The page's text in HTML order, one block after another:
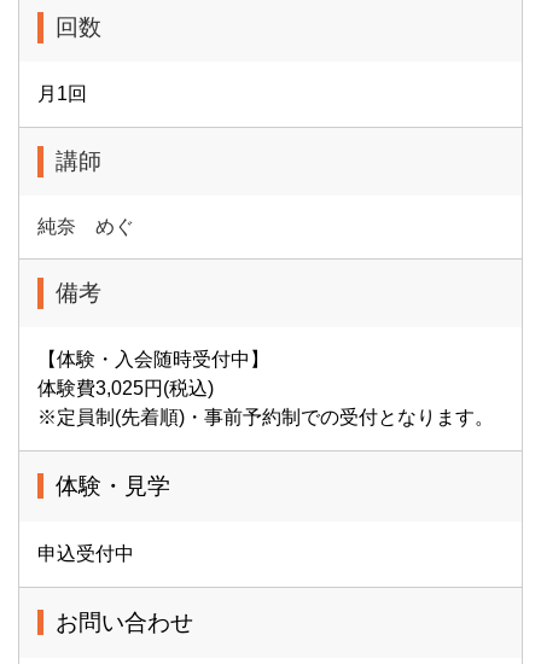
回数
月1回
講師
純奈 めぐ
備考
【体験・入会随時受付中】
体験費3,025円(税込)
※定員制(先着順)・事前予約制での受付となります。
体験・見学
申込受付中
お問い合わせ